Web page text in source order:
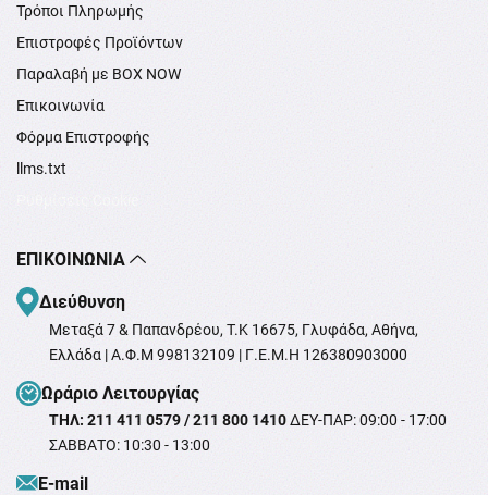
Τρόποι Πληρωμής
Επιστροφές Προϊόντων
Παραλαβή με BOX NOW
Επικοινωνία
Φόρμα Επιστροφής
llms.txt
ΕΠΙΚΟΙΝΩΝΊΑ
Διεύθυνση
Μεταξά 7 & Παπανδρέου, T.K 16675, Γλυφάδα, Αθήνα,
Ελλάδα | Α.Φ.Μ 998132109 | Γ.Ε.Μ.Η 126380903000
Ωράριο Λειτουργίας
ΤΗΛ: 211 411 0579 / 211 800 1410ΔΕΥ-ΠΑΡ: 09:00 - 17:00
ΣΑΒΒΑΤΟ: 10:30 - 13:00
Ε-mail